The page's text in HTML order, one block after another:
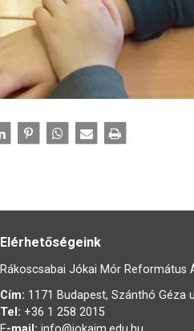
Elérhetőségeink
Rákoscsabai Jókai Mór Református
Cím: 1171 Budapest, Szánthó Géza
Tel: +36 1 258 2015